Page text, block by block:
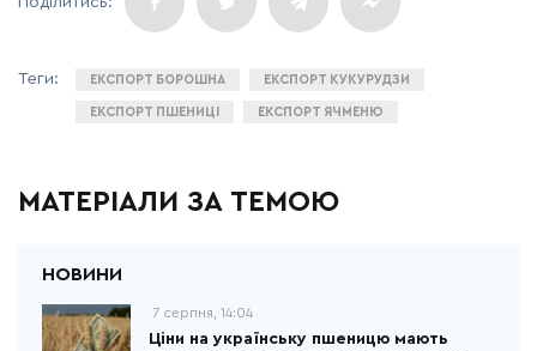
ЕКСПОРТ БОРОШНА ЕКСПОРТ КУКУРУДЗИ
ЕКСПОРТ ПШЕНИЦІ ЕКСПОРТ ЯЧМЕНЮ
МАТЕРІАЛИ ЗА ТЕМОЮ
7 серпня, 14:04
Ціни на українську пшеницю мають